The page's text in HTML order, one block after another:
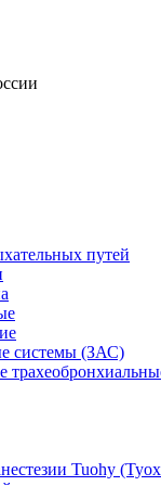
путей
системы (ЗАС)
Tuohy